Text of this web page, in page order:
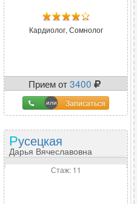
Кардиолог, Сомнолог
Прием от3400
Записаться
Русецкая
Дарья Вячеславовна
Стаж: 11